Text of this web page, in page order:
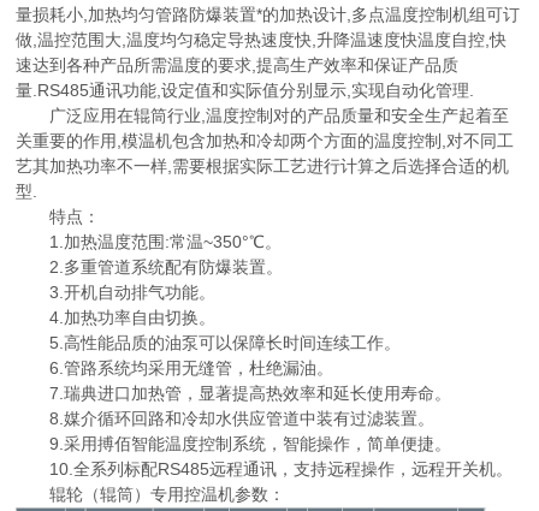
量损耗小,加热均匀管路防爆装置*的加热设计,多点温度控制机组可订
做,温控范围大,温度均匀稳定导热速度快,升降温速度快温度自控,快
速达到各种产品所需温度的要求,提高生产效率和保证产品质
量.RS485通讯功能,设定值和实际值分别显示,实现自动化管理.
广泛应用在辊筒行业,温度控制对的产品质量和安全生产起着至
关重要的作用,模温机包含加热和冷却两个方面的温度控制,对不同工
艺其加热功率不一样,需要根据实际工艺进行计算之后选择合适的机
型.
特点：
1.加热温度范围:常温~350°℃。
2.多重管道系统配有防爆装置。
3.开机自动排气功能。
4.加热功率自由切换。
5.高性能品质的油泵可以保障长时间连续工作。
6.管路系统均采用无缝管，杜绝漏油。
7.瑞典进口加热管，显著提高热效率和延长使用寿命。
8.媒介循环回路和冷却水供应管道中装有过滤装置。
9.采用搏佰智能温度控制系统，智能操作，简单便捷。
10.全系列标配RS485远程通讯，支持远程操作，远程开关机。
辊轮（辊筒）专用控温机参数：